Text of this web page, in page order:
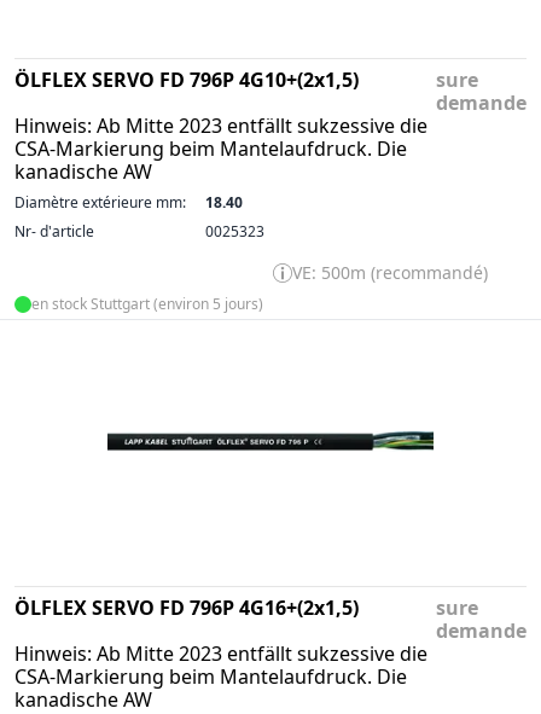
ÖLFLEX SERVO FD 796P 4G10+(2x1,5)
Hinweis: Ab Mitte 2023 entfällt sukzessive die
CSA-Markierung beim Mantelaufdruck. Die
kanadische AW
sure
demande
Diamètre extérieure mm:
18.40
Nr- d'article
0025323
VE: 500m (recommandé)
en stock Stuttgart (environ 5 jours)
ÖLFLEX SERVO FD 796P 4G16+(2x1,5)
Hinweis: Ab Mitte 2023 entfällt sukzessive die
CSA-Markierung beim Mantelaufdruck. Die
kanadische AW
sure
demande